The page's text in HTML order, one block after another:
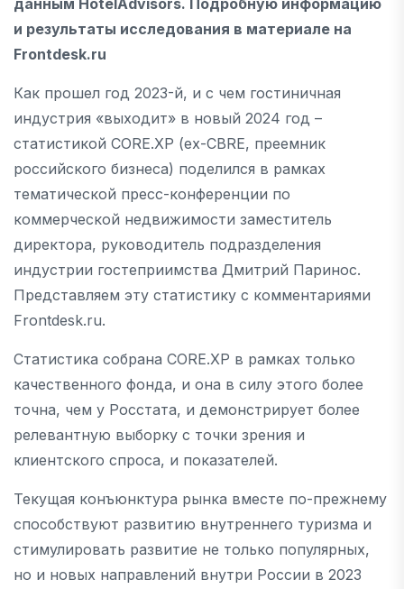
и результаты исследования в материале на
Frontdesk.ru
Как прошел год 2023-й, и с чем гостиничная
индустрия «выходит» в новый 2024 год –
статистикой CORE.XP (ex-CBRE, преемник
российского бизнеса) поделился в рамках
тематической пресс-конференции по
коммерческой недвижимости заместитель
директора, руководитель подразделения
индустрии гостеприимства Дмитрий Паринос.
Представляем эту статистику с комментариями
Frontdesk.ru.
Статистика собрана CORE.XP в рамках только
качественного фонда, и она в силу этого более
точна, чем у Росстата, и демонстрирует более
релевантную выборку с точки зрения и
клиентского спроса, и показателей.
Текущая конъюнктура рынка вместе по-прежнему
способствуют развитию внутреннего туризма и
стимулировать развитие не только популярных,
но и новых направлений внутри России в 2023